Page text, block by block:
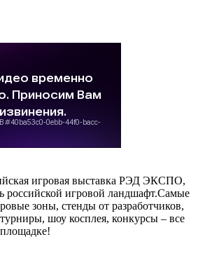
игровая выставка РЭД ЭКСПО,
российской игровой ландшафт.Самые
зоны, стенды от разработчиков,
шоу косплея, конкурсы – все